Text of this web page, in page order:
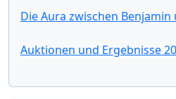
Die Aura zwischen Benjamin
Auktionen und Ergebnisse